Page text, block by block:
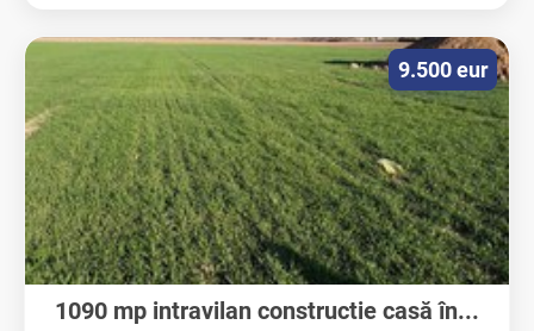
1090 mp intravilan constructie casă în...
9.500 eur